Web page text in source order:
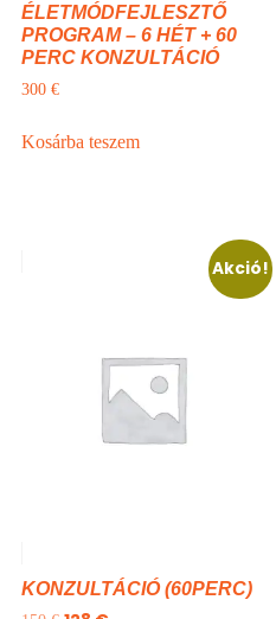
ÉLETMÓDFEJLESZTŐ
PROGRAM – 6 HÉT + 60
PERC KONZULTÁCIÓ
300 €
Kosárba teszem
Akció!
KONZULTÁCIÓ (60PERC)